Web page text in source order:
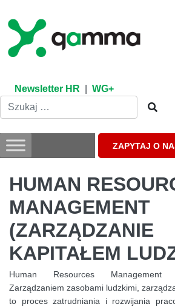
content
Newsletter HR WG+
ZAPYTAJ O
HUMAN
MANAGEMENT
(ZARZĄDZANIE
KAPITAŁEM
Human Resources Management
Zarządzaniem zasobami ludzkimi,
to proces zatrudniania i rozwijania